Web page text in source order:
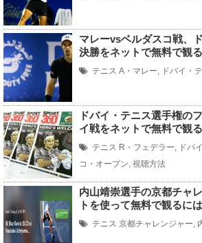
マレーvsベルダスコ戦、
決勝をネットで無料で観る
テニス A・マレー, ドバイ・
ドバイ・テニス選手権の
イ戦をネットで無料で観る
テニス R・フェデラー, ドバ
コ・オープン, 視聴方法
内山靖崇選手の京都チャ
トを使って無料で観るには
テニス 京都チャレンジャー,